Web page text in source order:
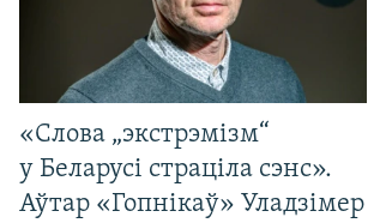
«Слова „экстрэмізм“
у Беларусі страціла сэнс».
Аўтар «Гопнікаў» Уладзімер